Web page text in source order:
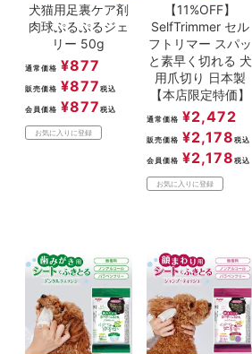
犬猫用足裏ケア剤
肉球ぷるぷるジェ
リー 50g
通常価格 ¥877
販売価格 ¥877 税込
会員価格 ¥877 税込
お気に入りに登録
【11%OFF】
SelfTrimmer セル
フトリマー スパッ
と素早く切れる 犬
用爪切り 日本製
【本店限定特価】
通常価格 ¥2,472
販売価格 ¥2,178 税込
会員価格 ¥2,178 税込
お気に入りに登録